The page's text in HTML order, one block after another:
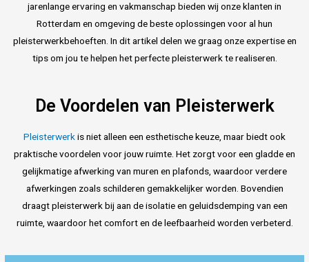
jarenlange ervaring en vakmanschap bieden wij onze klanten in
Rotterdam en omgeving de beste oplossingen voor al hun
pleisterwerkbehoeften. In dit artikel delen we graag onze expertise en
tips om jou te helpen het perfecte pleisterwerk te realiseren.
De Voordelen van Pleisterwerk
Pleisterwerkis niet alleen een esthetische keuze, maar biedt ook
praktische voordelen voor jouw ruimte. Het zorgt voor een gladde en
gelijkmatige afwerking van muren en plafonds, waardoor verdere
afwerkingen zoals schilderen gemakkelijker worden. Bovendien
draagt pleisterwerk bij aan de isolatie en geluidsdemping van een
ruimte, waardoor het comfort en de leefbaarheid worden verbeterd.